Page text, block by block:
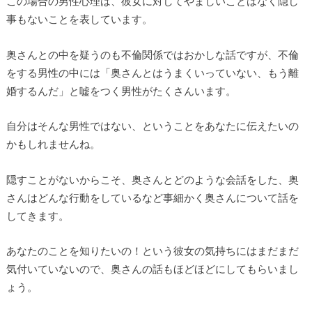
事もないことを表しています。
奥さんとの中を疑うのも不倫関係ではおかしな話ですが、不倫
をする男性の中には「奥さんとはうまくいっていない、もう離
婚するんだ」と嘘をつく男性がたくさんいます。
自分はそんな男性ではない、ということをあなたに伝えたいの
かもしれませんね。
隠すことがないからこそ、奥さんとどのような会話をした、奥
さんはどんな行動をしているなど事細かく奥さんについて話を
してきます。
あなたのことを知りたいの！という彼女の気持ちにはまだまだ
気付いていないので、奥さんの話もほどほどにしてもらいまし
ょう。